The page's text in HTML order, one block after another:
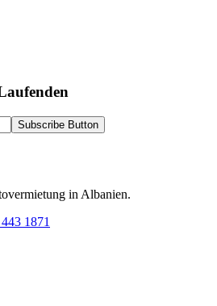
Subscribe Button
in Albanien.
1871